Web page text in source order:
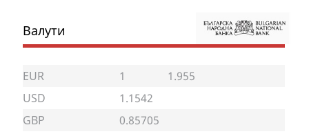
Валути
EUR 1
1.955
USD
1.1542
GBP
0.85705